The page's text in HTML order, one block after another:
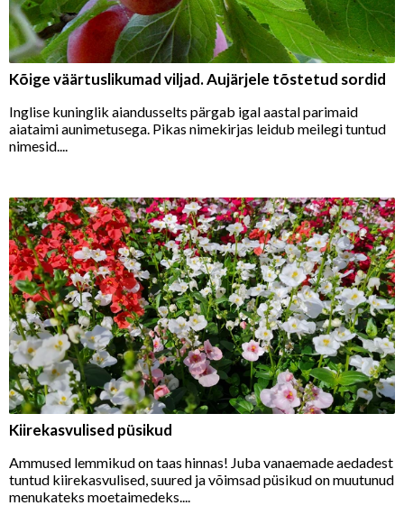
Kõige väärtuslikumad viljad. Aujärjele tõstetud sordid
Inglise kuninglik aiandusselts pärgab igal aastal parimaid
aiataimi aunimetusega. Pikas nimekirjas leidub meilegi tuntud
nimesid....
Kiirekasvulised püsikud
Ammused lemmikud on taas hinnas! Juba vanaemade aedadest
tuntud kiirekasvulised, suured ja võimsad püsikud on muutunud
menukateks moetaimedeks....